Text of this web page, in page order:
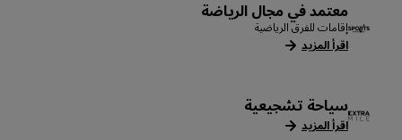
معتمد في مجال الرياضة
إقامات للفرق الرياضية
اقرأ المزيد
سياحة تشجيعية
اقرأ المزيد